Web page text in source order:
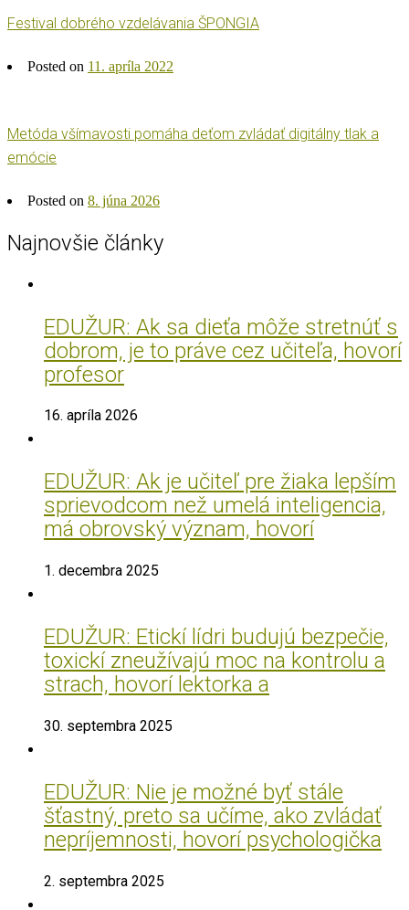
Festival dobrého vzdelávania ŠPONGIA
Posted on 11. apríla 2022
Metóda všímavosti pomáha deťom zvládať digitálny tlak a
emócie
Posted on 8. júna 2026
Najnovšie články
EDUŽUR: Ak sa dieťa môže stretnúť s
dobrom, je to práve cez učiteľa, hovorí
profesor
16. apríla 2026
EDUŽUR: Ak je učiteľ pre žiaka lepším
sprievodcom než umelá inteligencia,
má obrovský význam, hovorí
1. decembra 2025
EDUŽUR: Etickí lídri budujú bezpečie,
toxickí zneužívajú moc na kontrolu a
strach, hovorí lektorka a
30. septembra 2025
EDUŽUR: Nie je možné byť stále
šťastný, preto sa učíme, ako zvládať
nepríjemnosti, hovorí psychologička
2. septembra 2025